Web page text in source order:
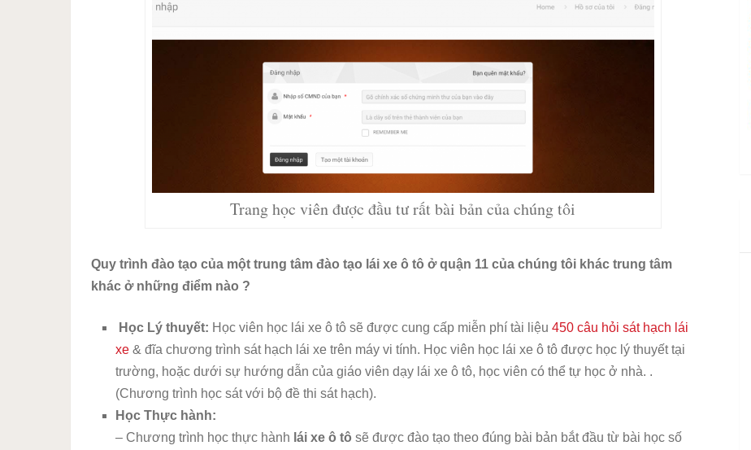
Trang học viên được đầu tư rất bài bản của chúng tôi
Quy trình đào tạo của một trung tâm đào tạo lái xe ô tô ở quận 11 của chúng tôi khác trung tâm
khác ở những điểm nào ?
Học Lý thuyết: Học viên học lái xe ô tô sẽ được cung cấp miễn phí tài liệu450 câu hỏi sát hạch lái
xe & đĩa chương trình sát hạch lái xe trên máy vi tính. Học viên học lái xe ô tô được học lý thuyết tại
trường, hoặc dưới sự hướng dẫn của giáo viên dạy lái xe ô tô, học viên có thể tự học ở nhà. .
(Chương trình học sát với bộ đề thi sát hạch).
Học Thực hành:
– Chương trình học thực hành lái xe ô tô sẽ được đào tạo theo đúng bài bản bắt đầu từ bài học số